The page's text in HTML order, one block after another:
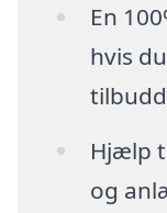
En
hvis
Hjælp
og